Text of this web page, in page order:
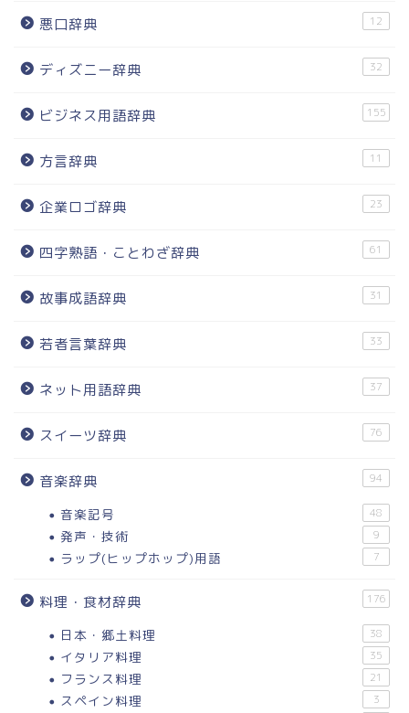
悪口辞典 12
ディズニー辞典 32
ビジネス用語辞典 155
方言辞典 11
企業ロゴ辞典 23
四字熟語・ことわざ辞典 61
故事成語辞典 31
若者言葉辞典 33
ネット用語辞典 37
スイーツ辞典 76
音楽辞典 94
音楽記号 48
発声・技術 9
ラップ(ヒップホップ)用語 7
料理・食材辞典 176
日本・郷土料理 38
イタリア料理 35
フランス料理 21
スペイン料理 3